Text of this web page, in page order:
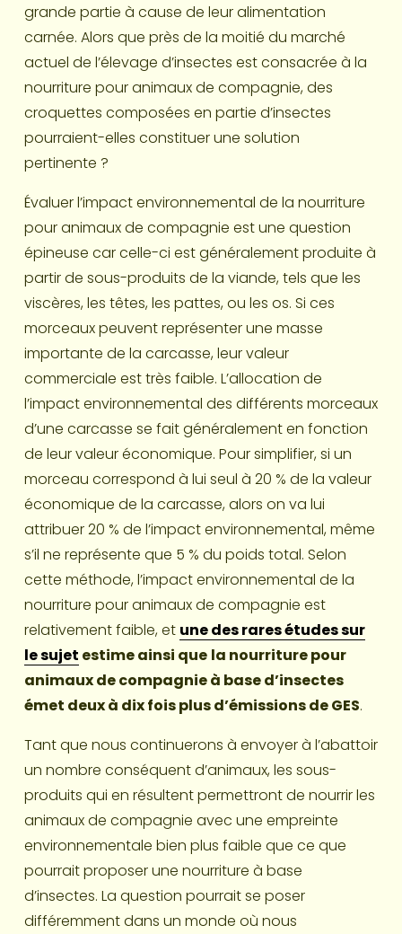
grande partie à cause de leur alimentation
carnée. Alors que près de la moitié du marché
actuel de l’élevage d’insectes est consacrée à la
nourriture pour animaux de compagnie, des
croquettes composées en partie d’insectes
pourraient-elles constituer une solution
pertinente ?
Évaluer l’impact environnemental de la nourriture
pour animaux de compagnie est une question
épineuse car celle-ci est généralement produite à
partir de sous-produits de la viande, tels que les
viscères, les têtes, les pattes, ou les os. Si ces
morceaux peuvent représenter une masse
importante de la carcasse, leur valeur
commerciale est très faible. L’allocation de
l’impact environnemental des différents morceaux
d’une carcasse se fait généralement en fonction
de leur valeur économique. Pour simplifier, si un
morceau correspond à lui seul à 20 % de la valeur
économique de la carcasse, alors on va lui
attribuer 20 % de l’impact environnemental, même
s’il ne représente que 5 % du poids total. Selon
cette méthode, l’impact environnemental de la
nourriture pour animaux de compagnie est
relativement faible, et une des rares études sur
le sujet estime ainsi que la nourriture pour
animaux de compagnie à base d’insectes
émet deux à dix fois plus d’émissions de GES.
Tant que nous continuerons à envoyer à l’abattoir
un nombre conséquent d’animaux, les sous-
produits qui en résultent permettront de nourrir les
animaux de compagnie avec une empreinte
environnementale bien plus faible que ce que
pourrait proposer une nourriture à base
d’insectes. La question pourrait se poser
différemment dans un monde où nous